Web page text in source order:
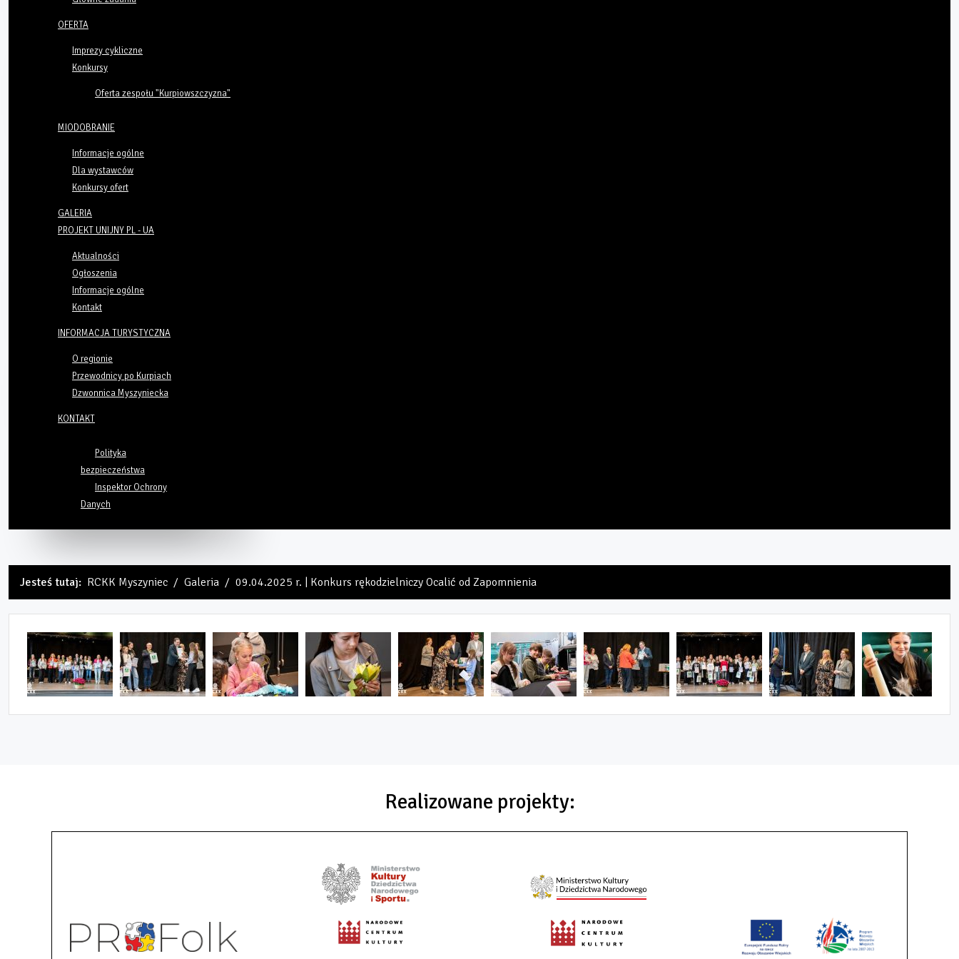
OFERTA
Imprezy cykliczne
Konkursy
Oferta zespołu "Kurpiowszczyzna"
MIODOBRANIE
Informacje ogólne
Dla wystawców
Konkursy ofert
GALERIA
PROJEKT UNIJNY PL - UA
Aktualności
Ogłoszenia
Informacje ogólne
Kontakt
INFORMACJA TURYSTYCZNA
O regionie
Przewodnicy po Kurpiach
Dzwonnica Myszyniecka
KONTAKT
Polityka
bezpieczeństwa
Inspektor Ochrony
Danych
Jesteś tutaj: RCKK Myszyniec Galeria 09.04.2025 r. | Konkurs rękodzielniczy Ocalić od Zapomnienia
Realizowane projekty: